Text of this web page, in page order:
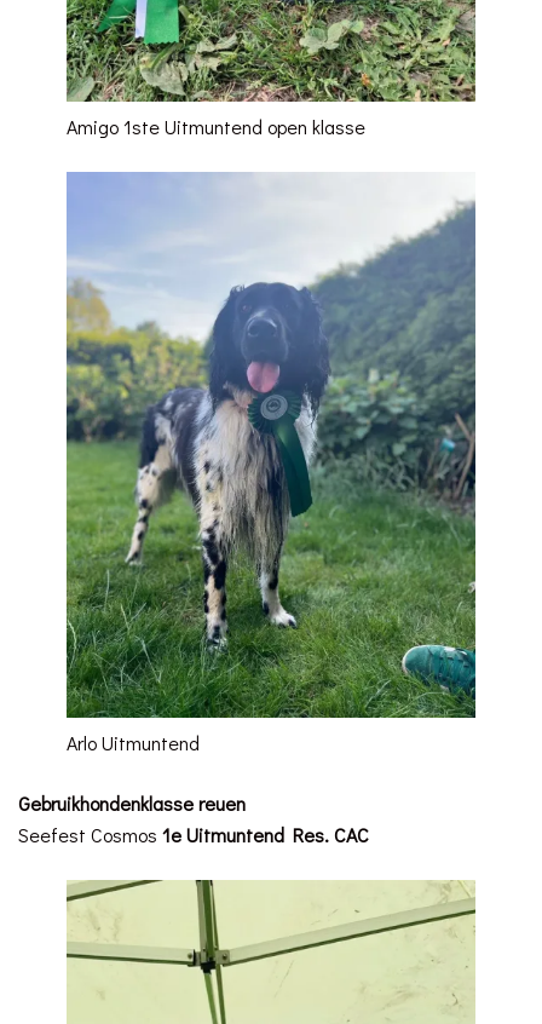
Amigo 1ste Uitmuntend open klasse
Arlo Uitmuntend
Gebruikhondenklasse reuen
Seefest Cosmos 1e Uitmuntend Res. CAC